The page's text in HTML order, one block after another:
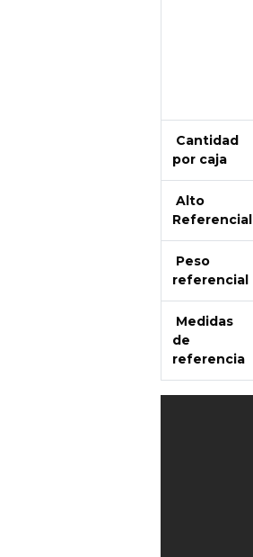
Cantidad
por caja
Alto
Referencial
Peso
referencial
Medidas
de
referencia